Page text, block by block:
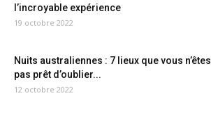
l’incroyable expérience
19 octobre 2022
Nuits australiennes : 7 lieux que vous n’êtes
pas prêt d’oublier...
12 octobre 2022